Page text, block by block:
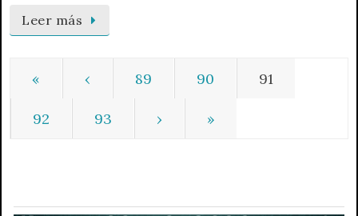
Leer más
« ‹ 89 90 91
92 93 › »